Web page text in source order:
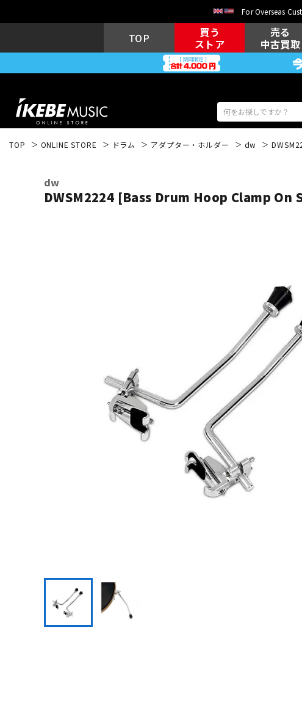
For Overseas
TOP
買う
ストア
売る
中古買取
ヴィンテージ
TOP ONLINE STORE ドラム アダプター・ホルダー dw
dw
DWSM2224 [Bass Drum Hoop Clamp On